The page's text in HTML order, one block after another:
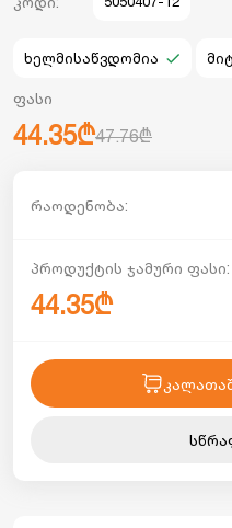
ხელმისაწვდომია
ფასი
44.35₾47.76₾
რაოდენობა:
პროდუქტის ჯამური ფასი:
44.35₾